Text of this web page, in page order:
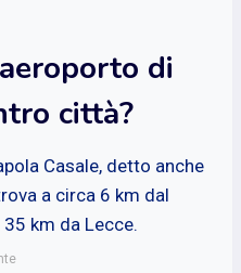
di
città?
Casale, detto anche
a circa 6 km dal
km da Lecce.